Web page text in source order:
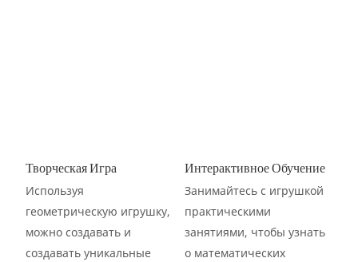
Творческая Игра
Используя
геометрическую игрушку,
можно создавать и
создавать уникальные
Интерактивное Обучение
Занимайтесь с игрушкой
практическими
занятиями, чтобы узнать
о математических